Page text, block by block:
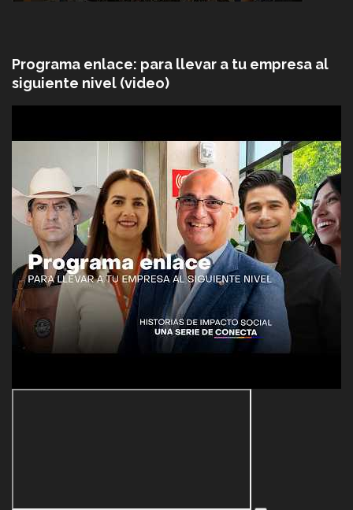
Programa enlace: para llevar a tu empresa al
siguiente nivel (video)